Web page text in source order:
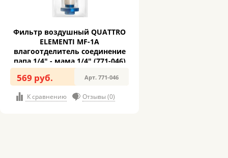
Фильтр воздушный QUATTRO
ELEMENTI MF-1A
влагоотделитель соединение
папа 1/4" - мама 1/4" (771-046)
569 руб. Арт. 771-046
К сравнению Отзывы (0)